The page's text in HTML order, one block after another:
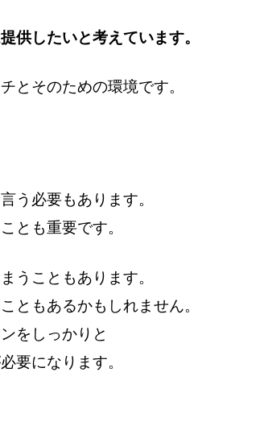
供したいと考えています。
とそのための環境です。
う必要もあります。
とも重要です。
うこともあります。
ともあるかもしれません。
をしっかりと
要になります。